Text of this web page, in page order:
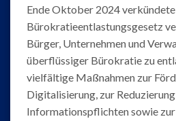
Ende Oktober 2024
Bürokratieentlastungsgesetz
Bürger, Unternehmen und
überflüssiger Bürokratie zu
vielfältige Maßnahmen zur
Digitalisierung, zur
Informationspflichten sowie